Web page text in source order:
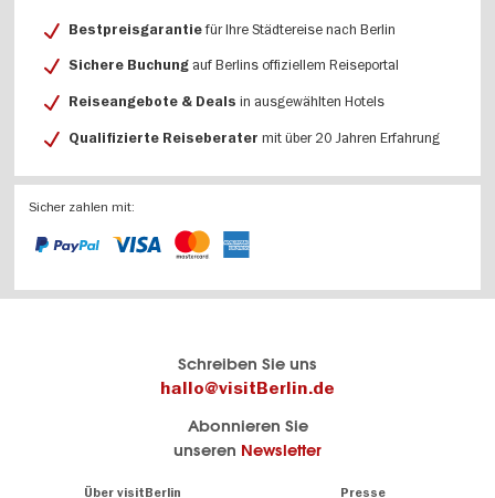
Bestpreisgarantiefür Ihre Städtereise nach Berlin
Sichere Buchungauf Berlins offiziellem Reiseportal
Reiseangebote & Dealsin ausgewählten Hotels
Qualifizierte Reiseberater mit über 20 Jahren Erfahrung
Sicher zahlen mit:
Schreiben Sie uns
hallo@visitBerlin.de
Abonnieren Sie
unseren Newsletter
Über visitBerlin Presse